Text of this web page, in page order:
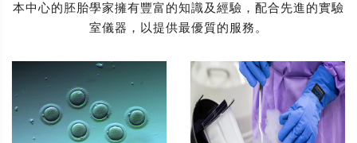
本中心的胚胎學家擁有豐富的知識及經驗，配合先進的實驗
室儀器，以提供最優質的服務。